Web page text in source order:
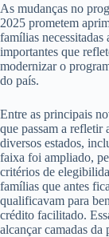
As mudanças no
2025 prometem
famílias necessitadas
importantes que
modernizar o
do país.
Entre as principais
que passam a refletir
diversos estados,
faixa foi ampliado,
critérios de
famílias que antes
qualificavam para
crédito facilitado.
alcançar camadas da